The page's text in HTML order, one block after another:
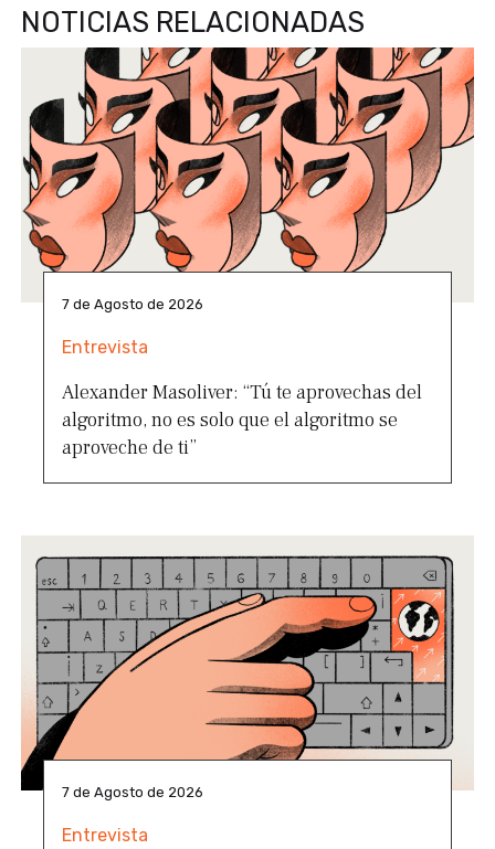
NOTICIAS RELACIONADAS
7 de Agosto de 2026
Entrevista
Alexander Masoliver: “Tú te aprovechas del
algoritmo, no es solo que el algoritmo se
aproveche de ti”
7 de Agosto de 2026
Entrevista